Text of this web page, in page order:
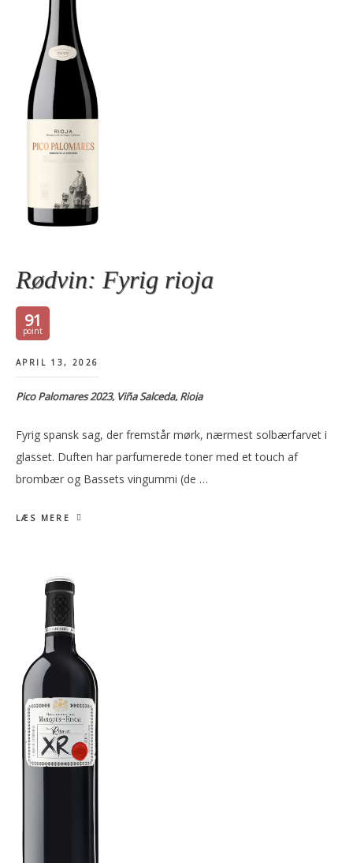
Rødvin: Fyrig rioja
91
APRIL 13, 2026
Pico Palomares 2023, Viña Salceda, Rioja
Fyrig spansk sag, der fremstår mørk, nærmest solbærfarvet i
glasset. Duften har parfumerede toner med et touch af
brombær og Bassets vingummi (de …
LÆS MERE